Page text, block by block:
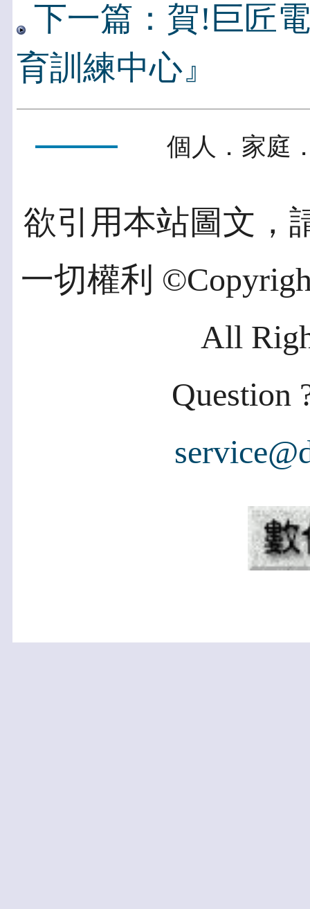
下一篇：賀!巨匠
育訓練中心』
個人．家庭
欲引用本站圖文，
一切權利
All
Question